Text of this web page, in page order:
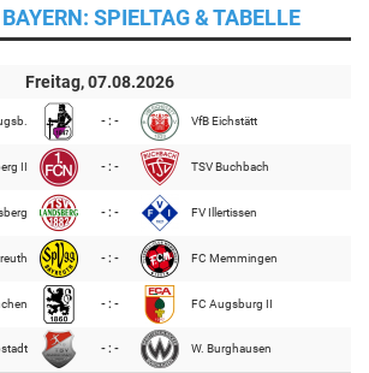
SPIELTAG & TABELLE
Freitag, 07.08.2026
- : - VfB Eichstätt
II - : - TSV Buchbach
- : - FV Illertissen
- : - FC Memmingen
- : - FC Augsburg II
- : - W. Burghausen